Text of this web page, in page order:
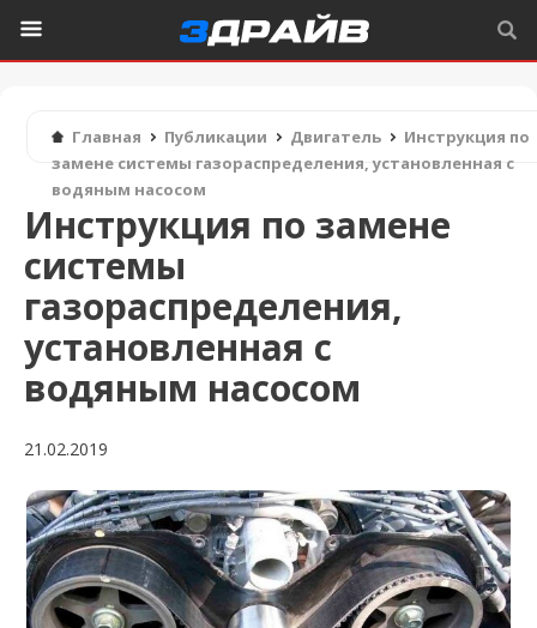
Главная Публикации Двигатель
Инструкция по
замене системы газораспределения, установленная с
водяным насосом
Инструкция по замене
системы
газораспределения,
установленная с
водяным насосом
21.02.2019